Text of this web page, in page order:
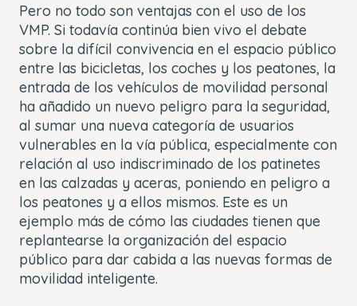
Pero no todo son ventajas con el uso de los
VMP. Si todavía continúa bien vivo el debate
sobre la difícil convivencia en el espacio público
entre las bicicletas, los coches y los peatones, la
entrada de los vehículos de movilidad personal
ha añadido un nuevo peligro para la seguridad,
al sumar una nueva categoría de usuarios
vulnerables en la vía pública, especialmente con
relación al uso indiscriminado de los patinetes
en las calzadas y aceras, poniendo en peligro a
los peatones y a ellos mismos. Este es un
ejemplo más de cómo las ciudades tienen que
replantearse la organización del espacio
público para dar cabida a las nuevas formas de
movilidad inteligente.